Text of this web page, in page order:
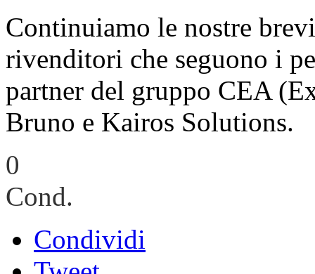
Continuiamo le nostre
rivenditori che seguono i
partner del gruppo CEA
Bruno e Kairos Solutions.
0
Cond.
Condividi